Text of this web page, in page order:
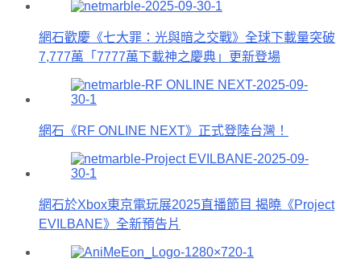
網石歡慶《七大罪：光與暗之交戰》全球下載量突破
7,777萬「7777萬下載神之慶典」更新登場
網石《RF ONLINE NEXT》正式登陸台灣！
網石於Xbox東京電玩展2025直播節目 揭曉《Project
EVILBANE》全新預告片